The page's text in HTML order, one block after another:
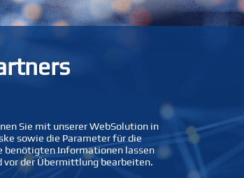
Sie mit unserer WebSolution in
sowie die Parameter für die
benötigten Informationen lassen
vor der Übermittlung bearbeiten.